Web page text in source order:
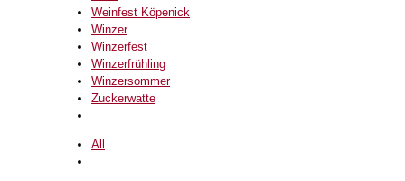
Weinfest Köpenick
Winzer
Winzerfest
Winzerfrühling
Winzersommer
Zuckerwatte
All